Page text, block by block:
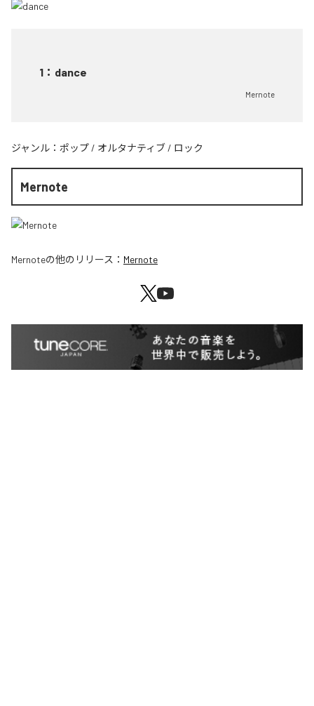
1 ： dance
Mernote
ジャンル： ポップ / オルタナティブ / ロック
Mernote
Mernoteの他のリリース： Mernote